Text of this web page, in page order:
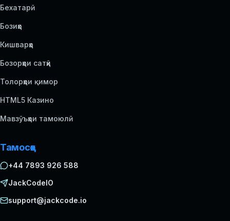
Бехатарӣ
Бозиҳо
Кишварҳо
Бозорҳои сатҳӣ
Толорҳои қимор
HTML5 Казино
Мавзӯъҳои тамоюлӣ
Тамосҳо
+44 7893 926 588
JackCodeIO
support@jackcode.io